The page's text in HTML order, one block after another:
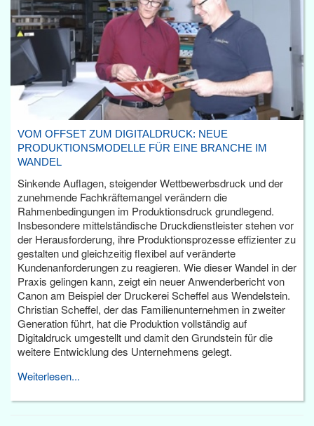
VOM OFFSET ZUM DIGITALDRUCK: NEUE
PRODUKTIONSMODELLE FÜR EINE BRANCHE IM
WANDEL
Sinkende Auflagen, steigender Wettbewerbsdruck und der
zunehmende Fachkräftemangel verändern die
Rahmenbedingungen im Produktionsdruck grundlegend.
Insbesondere mittelständische Druckdienstleister stehen vor
der Herausforderung, ihre Produktionsprozesse effizienter zu
gestalten und gleichzeitig flexibel auf veränderte
Kundenanforderungen zu reagieren. Wie dieser Wandel in der
Praxis gelingen kann, zeigt ein neuer Anwenderbericht von
Canon am Beispiel der Druckerei Scheffel aus Wendelstein.
Christian Scheffel, der das Familienunternehmen in zweiter
Generation führt, hat die Produktion vollständig auf
Digitaldruck umgestellt und damit den Grundstein für die
weitere Entwicklung des Unternehmens gelegt.
Weiterlesen...